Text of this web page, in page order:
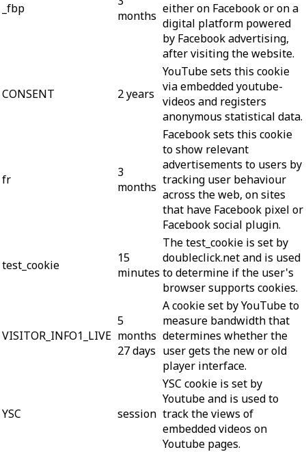
_fbp
months either on Facebook or on a
digital platform powered
by Facebook advertising,
after visiting the website.
CONSENT 2 years
YouTube sets this cookie
via embedded youtube-
videos and registers
anonymous statistical data.
fr
3
months
Facebook sets this cookie
to show relevant
advertisements to users by
tracking user behaviour
across the web, on sites
that have Facebook pixel or
Facebook social plugin.
test_cookie
15
minutes
The test_cookie is set by
doubleclick.net and is used
to determine if the user's
browser supports cookies.
VISITOR_INFO1_LIVE
5
months
27 days
A cookie set by YouTube to
measure bandwidth that
determines whether the
user gets the new or old
player interface.
YSC session
YSC cookie is set by
Youtube and is used to
track the views of
embedded videos on
Youtube pages.